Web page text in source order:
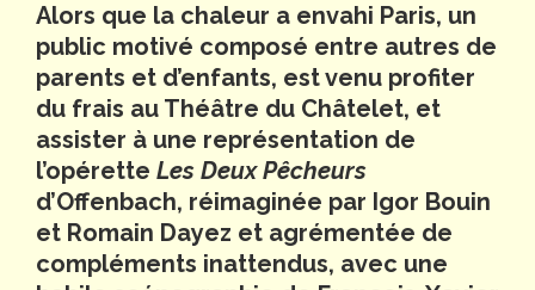
Alors que la chaleur a envahi Paris, un
public motivé composé entre autres de
parents et d’enfants, est venu profiter
du frais au Théâtre du Châtelet, et
assister à une représentation de
l’opérette Les Deux Pêcheurs
d’Offenbach, réimaginée par Igor Bouin
et Romain Dayez et agrémentée de
compléments inattendus, avec une